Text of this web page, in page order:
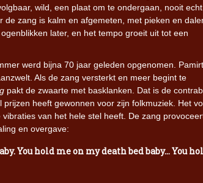
wild, een plaat om te ondergaan, nooit
zang is kalm en afgemeten, met pieken en
later, en het tempo groeit uit tot een
werd bijna 70 jaar geleden opgenomen. Pamirt
Als de zang versterkt en meer begint te
pakt de zwaarte met basklanken. Dat is de
heeft gewonnen voor zijn folkmuziek. Het
van het hele stel heeft. De zang
en overgave:
You hold me on my death bed baby… You